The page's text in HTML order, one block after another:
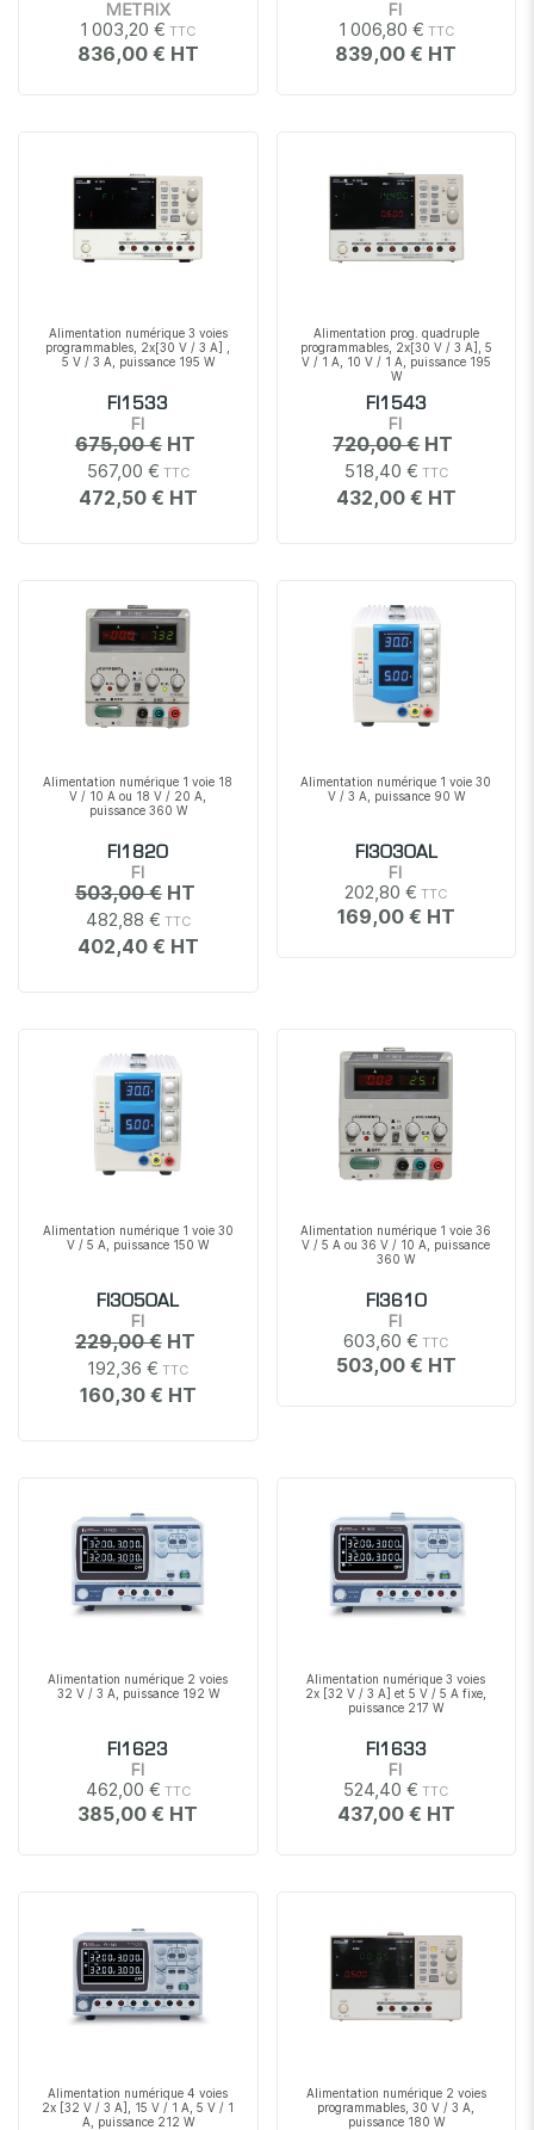
METRIX
1 003,20 €
836,00 €
FI
1 006,80 €
839,00 €
Alimentation numérique 3 voies
programmables, 2x[30 V / 3 A] ,
5 V / 3 A, puissance 195 W
FI1533
FI
567,00 €
472,50 €
675,00 €
Alimentation prog. quadruple
programmables, 2x[30 V / 3 A], 5
V / 1 A, 10 V / 1 A, puissance 195
W
FI1543
FI
518,40 €
432,00 €
720,00 €
Alimentation numérique 1 voie 18
V / 10 A ou 18 V / 20 A,
puissance 360 W
FI1820
FI
482,88 €
402,40 €
503,00 €
Alimentation numérique 1 voie 30
V / 3 A, puissance 90 W
FI3030AL
FI
202,80 €
169,00 €
Alimentation numérique 1 voie 30
V / 5 A, puissance 150 W
FI3050AL
FI
192,36 €
160,30 €
229,00 €
Alimentation numérique 1 voie 36
V / 5 A ou 36 V / 10 A, puissance
360 W
FI3610
FI
603,60 €
503,00 €
Alimentation numérique 2 voies
32 V / 3 A, puissance 192 W
FI1623
FI
462,00 €
385,00 €
Alimentation numérique 3 voies
2x [32 V / 3 A] et 5 V / 5 A fixe,
puissance 217 W
FI1633
FI
524,40 €
437,00 €
Alimentation numérique 4 voies
2x [32 V / 3 A], 15 V / 1 A, 5 V / 1
A, puissance 212 W
Alimentation numérique 2 voies
programmables, 30 V / 3 A,
puissance 180 W